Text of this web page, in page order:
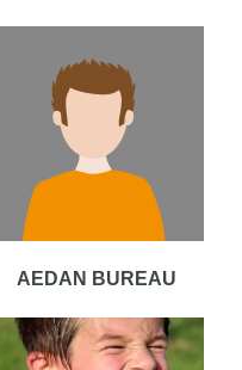
AEDAN BUREAU